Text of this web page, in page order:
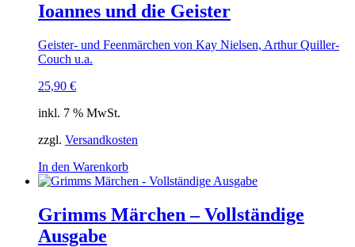
Ioannes und die Geister
Geister- und Feenmärchen von Kay Nielsen, Arthur Quiller-
Couch u.a.
25,90 €
inkl. 7 % MwSt.
zzgl. Versandkosten
In den Warenkorb
Grimms Märchen – Vollständige
Ausgabe